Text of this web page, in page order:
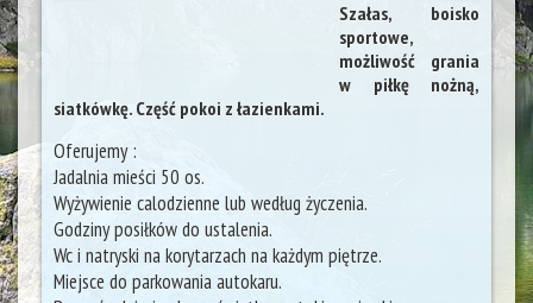
Szałas, boisko
sportowe,
możliwość grania
w piłkę nożną,
siatkówkę. Część pokoi z łazienkami.
Oferujemy :
Jadalnia mieści 50 os.
Wyżywienie calodzienne lub według życzenia.
Godziny posiłków do ustalenia.
Wc i natryski na korytarzach na każdym piętrze.
Miejsce do parkowania autokaru.